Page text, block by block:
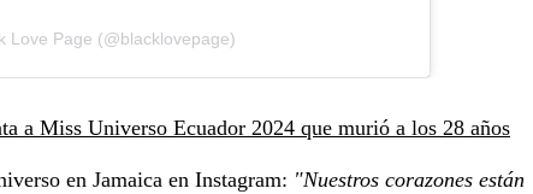
Love Page (@blacklovepage)
a Miss Universo Ecuador 2024 que murió a los 28 años
en Jamaica en Instagram: "Nuestros corazones están